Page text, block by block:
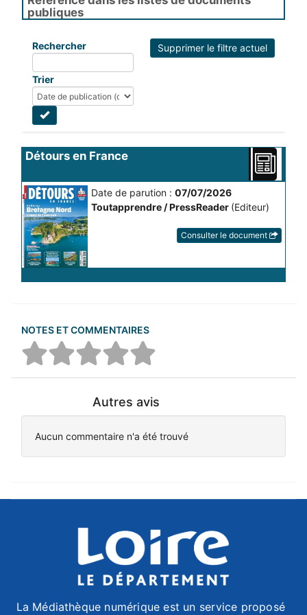
publiques
Supprimer le filtre actuel
Rechercher
Trier
Détours en France
Date de parution : 07/07/2026
Toutapprendre / PressReader (Editeur)
Consulter le document
NOTES ET COMMENTAIRES
Autres avis
Aucun commentaire n'a été trouvé
La Médiathèque numérique est un service proposé